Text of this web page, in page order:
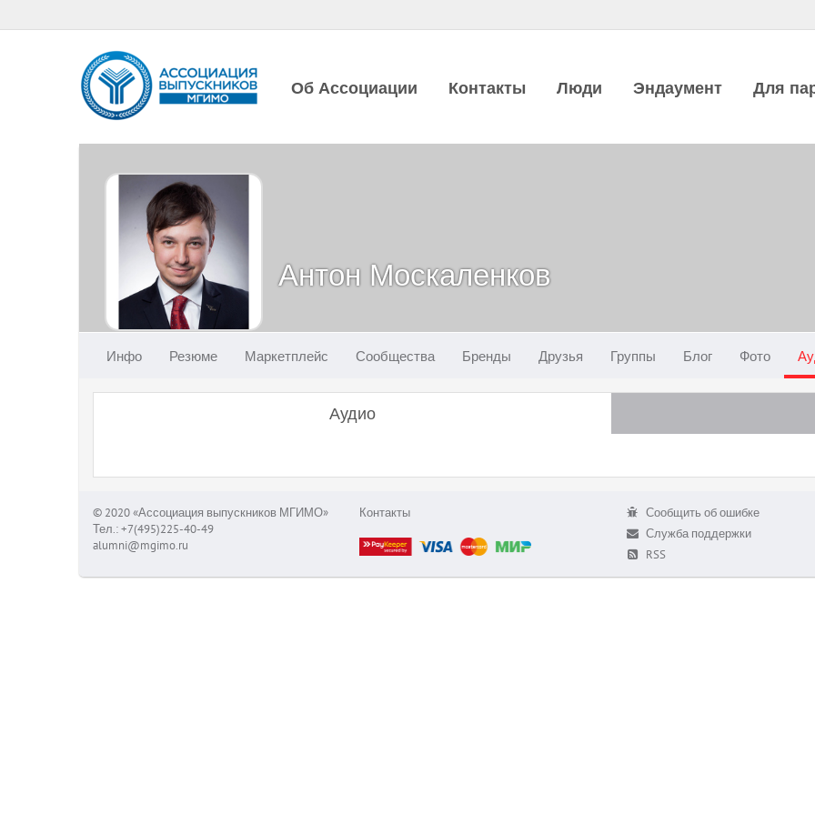
Об Ассоциации Контакты Люди Эндаумент Для
Антон Москаленков
Инфо Резюме Маркетплейс Сообщества Бренды Друзья Группы Блог Фото
Аудио
© 2020 «Ассоциация выпускников МГИМО»
Тел.: +7(495)225-40-49
alumni@mgimo.ru
Контакты
Сообщить об ошибке
Служба поддержки
RSS